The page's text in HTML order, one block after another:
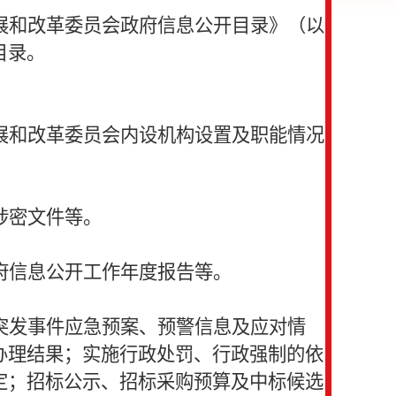
改革委员会政府信息公开目录》（以
。
改革委员会内设机构设置及职能情况
文件等。
息公开工作年度报告等。
事件应急预案、预警信息及应对情
结果；实施行政处罚、行政强制的依
招标公示、招标采购预算及中标候选